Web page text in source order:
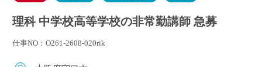
理科 中学校高等学校の非常勤講師 急募
仕事NO：O261-2608-020rik